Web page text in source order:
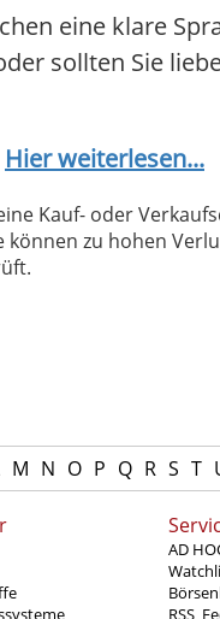
eine klare
sollten Sie
Hier weiterlesen...
Kauf- oder
zu hohen
M N O P Q R S T
AD